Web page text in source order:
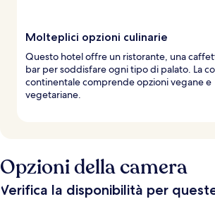
Molteplici opzioni culinarie
Questo hotel offre un ristorante, una
bar per soddisfare ogni tipo di palato. La
continentale comprende opzioni vegane e
vegetariane.
Opzioni della camera
Verifica la disponibilità per